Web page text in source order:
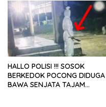
HALLO POLISI !!! SOSOK
BERKEDOK POCONG DIDUGA
BAWA SENJATA TAJAM